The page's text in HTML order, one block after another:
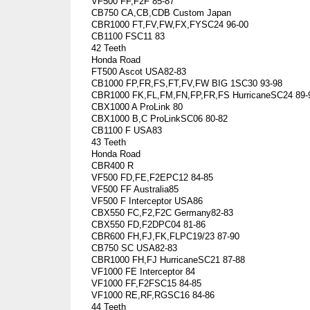
CB750 CA,CB,CDB Custom Japan
CBR1000 FT,FV,FW,FX,FYSC24 96-00
CB1100 FSC11 83
42 Teeth
Honda Road
FT500 Ascot USA82-83
CB1000 FP,FR,FS,FT,FV,FW BIG 1SC30 93-98
CBR1000 FK,FL,FM,FN,FP,FR,FS HurricaneSC24 89-
CBX1000 A ProLink 80
CBX1000 B,C ProLinkSC06 80-82
CB1100 F USA83
43 Teeth
Honda Road
CBR400 R
VF500 FD,FE,F2EPC12 84-85
VF500 FF Australia85
VF500 F Interceptor USA86
CBX550 FC,F2,F2C Germany82-83
CBX550 FD,F2DPC04 81-86
CBR600 FH,FJ,FK,FLPC19/23 87-90
CB750 SC USA82-83
CBR1000 FH,FJ HurricaneSC21 87-88
VF1000 FE Interceptor 84
VF1000 FF,F2FSC15 84-85
VF1000 RE,RF,RGSC16 84-86
44 Teeth